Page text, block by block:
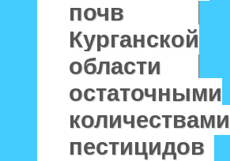
почв
Курганской
области
остаточными
количествами
пестицидов